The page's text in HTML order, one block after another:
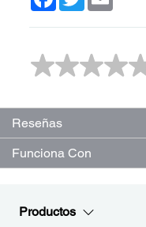
Reseñas
Funciona Con
Productos